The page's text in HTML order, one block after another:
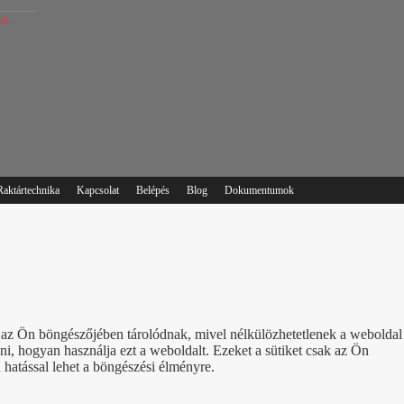
Kapcsolat Belépés Blog Dokumentumok
Ön böngészőjében tárolódnak, mivel nélkülözhetetlenek a weboldal
hogyan használja ezt a weboldalt. Ezeket a sütiket csak az Ön
lehet a böngészési élményre.